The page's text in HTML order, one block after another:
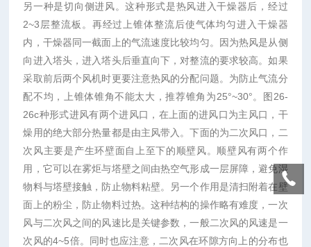
另一种是切向侧进风。这种形式是热风进入干燥器后，经过
2~3层整流板。再经过上锥体整流后使气体均匀进入干燥器
内，干燥器同一截面上的气流速度比较均匀。因为热风是从侧
向进入塔头，进入塔头后垂直向下，对整流的要求较高。如果
采取前后两个风机时更要注意热风的分配问题。为防止气流分
配不均，上锥体锥角不能太大，推荐锥角为25°~30°。图26-
26c种形式进风有两个进风口，在上面的进风口为主风口，干
燥用的绝大部分热量都是由主风带入。下面的为二次风口，二
次风主要是产生环壁面自上至下的顺壁风。顺壁风有两个作
用，它可以在雾炬与塔壁之间由热空气形成一层屏障，避免湿
物料与塔壁接触，防止物料粘壁。另一个作用是清扫附着在壁
面上的粉尘，防止物料过热。这种结构的操作略有难度，一次
风与二次风之间的风速比是关键参数，一般二次风的风速是一
次风的4~5倍。同时也应注意，二次风在环隙方向上的分布也